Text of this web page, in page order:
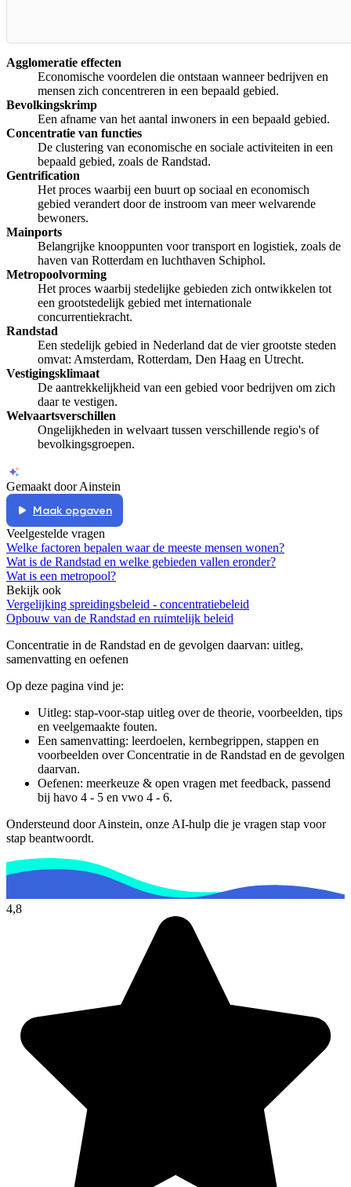
Agglomeratie effecten
Economische voordelen die ontstaan wanneer bedrijven en
mensen zich concentreren in een bepaald gebied.
Bevolkingskrimp
Een afname van het aantal inwoners in een bepaald gebied.
Concentratie van functies
De clustering van economische en sociale activiteiten in een
bepaald gebied, zoals de Randstad.
Gentrification
Het proces waarbij een buurt op sociaal en economisch
gebied verandert door de instroom van meer welvarende
bewoners.
Mainports
Belangrijke knooppunten voor transport en logistiek, zoals de
haven van Rotterdam en luchthaven Schiphol.
Metropoolvorming
Het proces waarbij stedelijke gebieden zich ontwikkelen tot
een grootstedelijk gebied met internationale
concurrentiekracht.
Randstad
Een stedelijk gebied in Nederland dat de vier grootste steden
omvat: Amsterdam, Rotterdam, Den Haag en Utrecht.
Vestigingsklimaat
De aantrekkelijkheid van een gebied voor bedrijven om zich
daar te vestigen.
Welvaartsverschillen
Ongelijkheden in welvaart tussen verschillende regio's of
bevolkingsgroepen.
Gemaakt door Ainstein
Maak opgaven
Veelgestelde vragen
Welke factoren bepalen waar de meeste mensen wonen?
Wat is de Randstad en welke gebieden vallen eronder?
Wat is een metropool?
Bekijk ook
Vergelijking spreidingsbeleid - concentratiebeleid
Opbouw van de Randstad en ruimtelijk beleid
Concentratie in de Randstad en de gevolgen daarvan: uitleg,
samenvatting en oefenen
Op deze pagina vind je:
Uitleg: stap-voor-stap uitleg over de theorie, voorbeelden, tips
en veelgemaakte fouten.
Een samenvatting: leerdoelen, kernbegrippen, stappen en
voorbeelden overConcentratie in de Randstad en de gevolgen
daarvan.
Oefenen: meerkeuze & open vragen met feedback, passend
bij havo 4 - 5 en vwo 4 - 6.
Ondersteund door Ainstein, onze AI-hulp die je vragen stap voor
stap beantwoordt.
4,8